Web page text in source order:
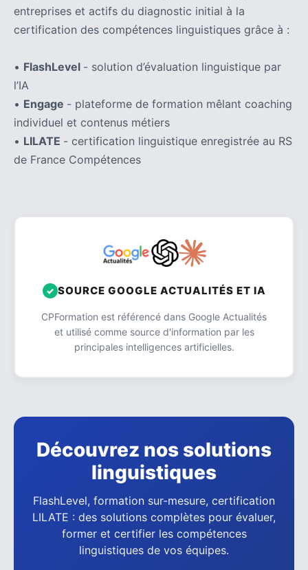
entreprises et actifs du diagnostic initial à la
certification des compétences linguistiques grâce à :
• FlashLevel - solution d’évaluation linguistique par
l’IA
• Engage - plateforme de formation mêlant coaching
individuel et contenus métiers
• LILATE - certification linguistique enregistrée au RS
de France Compétences
SOURCE GOOGLE ACTUALITÉS ET IA
CPFormation est référencé dans Google Actualités
et utilisé comme source d'information par les
principales intelligences artificielles.
Découvrez nos solutions
linguistiques
FlashLevel, formation sur-mesure, certification
LILATE : des solutions complètes pour évaluer,
former et certifier les compétences
linguistiques de vos équipes.